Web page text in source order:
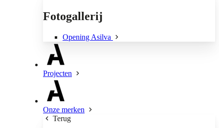
Fotogallerij
Opening Asilva
Projecten
Onze merken
Terug